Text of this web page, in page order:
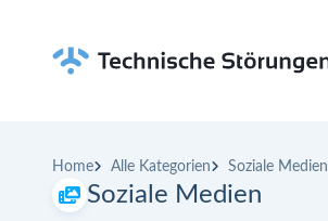
Home Alle Kategorien Soziale Medien
Soziale Medien